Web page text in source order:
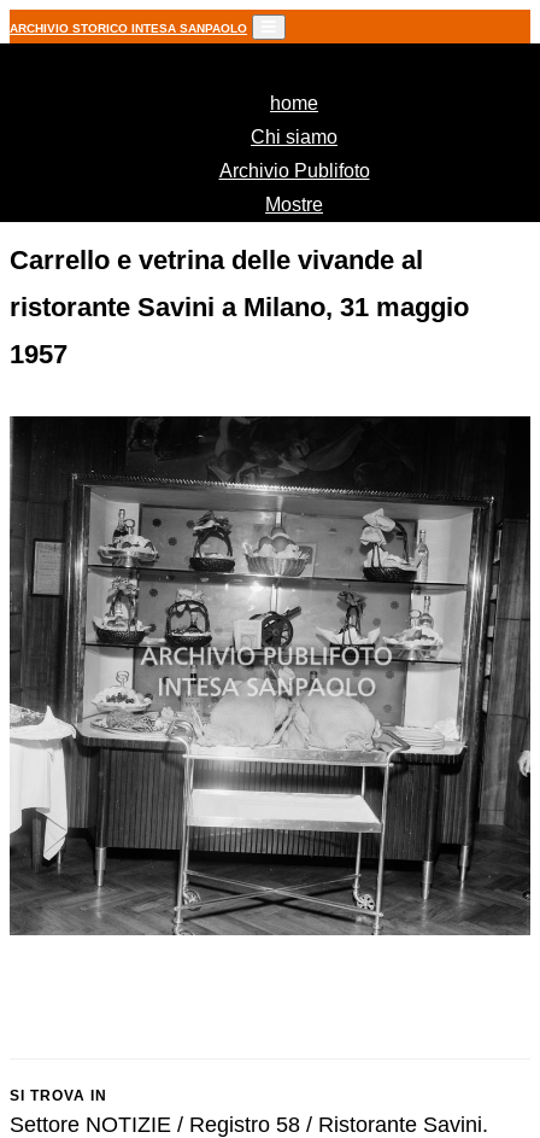
ARCHIVIO STORICO INTESA SANPAOLO
home(current)
Chi siamo
Archivio Publifoto
Mostre
Carrello e vetrina delle vivande al
ristorante Savini a Milano, 31 maggio
1957
SI TROVA IN
Settore NOTIZIE / Registro 58 / Ristorante Savini.